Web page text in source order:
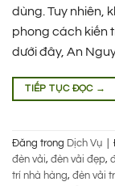
dùng. Tuy nhiên,
phong cách kiến
dưới đây, An
TIẾP TỤC ĐỌC →
Đăng trong Dịch Vụ
đèn vải, đèn vải đẹp,
trí nhà hàng, đèn vải